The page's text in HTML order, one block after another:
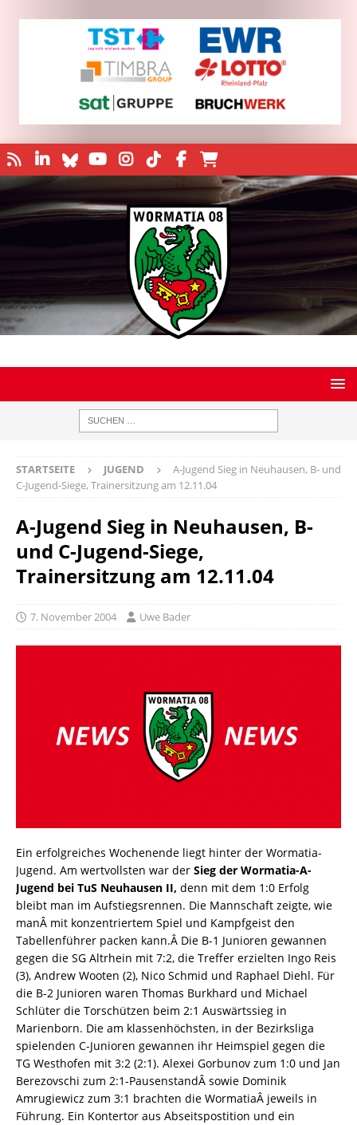
STARTSEITE JUGEND
A-Jugend Sieg in Neuhausen, B- und
C-Jugend-Siege, Trainersitzung am 12.11.04
A-Jugend Sieg in Neuhausen, B-
und C-Jugend-Siege,
Trainersitzung am 12.11.04
7. November 2004 Uwe Bader
Ein erfolgreiches Wochenende liegt hinter der Wormatia-
Jugend. Am wertvollsten war der Sieg der Wormatia-A-
Jugend bei TuS Neuhausen II, denn mit dem 1:0 Erfolg
bleibt man im Aufstiegsrennen. Die Mannschaft zeigte, wie
manÂ mit konzentriertem Spiel und Kampfgeist den
Tabellenführer packen kann.Â Die B-1 Junioren gewannen
gegen die SG Altrhein mit 7:2, die Treffer erzielten Ingo Reis
(3), Andrew Wooten (2), Nico Schmid und Raphael Diehl. Für
die B-2 Junioren waren Thomas Burkhard und Michael
Schlüter die Torschützen beim 2:1 Auswärtssieg in
Marienborn. Die am klassenhöchsten, in der Bezirksliga
spielenden C-Junioren gewannen ihr Heimspiel gegen die
TG Westhofen mit 3:2 (2:1). Alexei Gorbunov zum 1:0 und Jan
Berezovschi zum 2:1-PausenstandÂ sowie Dominik
Amrugiewicz zum 3:1 brachten die WormatiaÂ jeweils in
Führung. Ein Kontertor aus Abseitspostition und ein